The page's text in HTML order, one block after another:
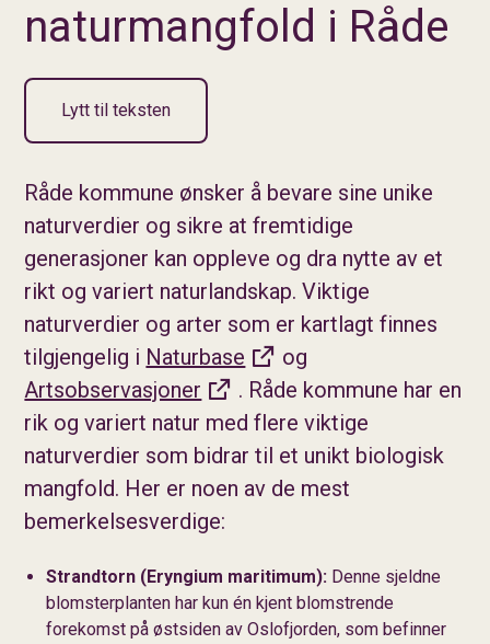
naturmangfold i Råde
Lytt til teksten
Råde kommune ønsker å bevare sine unike
naturverdier og sikre at fremtidige
generasjoner kan oppleve og dra nytte av et
rikt og variert naturlandskap. Viktige
naturverdier og arter som er kartlagt finnes
tilgjengelig i Naturbase
og
Artsobservasjoner
. Råde kommune har en
rik og variert natur med flere viktige
naturverdier som bidrar til et unikt biologisk
mangfold. Her er noen av de mest
bemerkelsesverdige:
Strandtorn (Eryngium maritimum): Denne sjeldne
blomsterplanten har kun én kjent blomstrende
forekomst på østsiden av Oslofjorden, som befinner